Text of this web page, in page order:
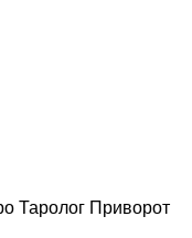
Таролог Приворот